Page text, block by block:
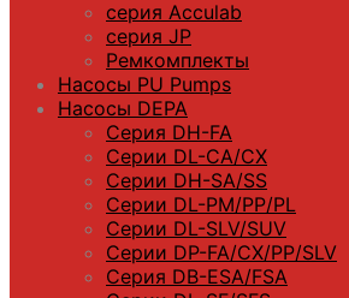
серия Acculab
серия JP
Ремкомплекты
Насосы PU Pumps
Насосы DEPA
Серия DH-FA
Серии DL-CA/CX
Серии DH-SA/SS
Серии DL-PM/РР/PL
Серии DL-SLV/SUV
Серии DP-FA/CX/PP/SLV
Серия DB-ЕSA/FSA